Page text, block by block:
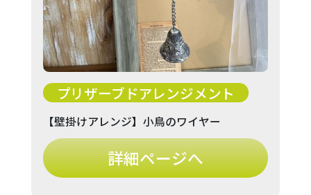
プリザーブドアレンジメント
【壁掛けアレンジ】小鳥のワイヤー
詳細ページへ